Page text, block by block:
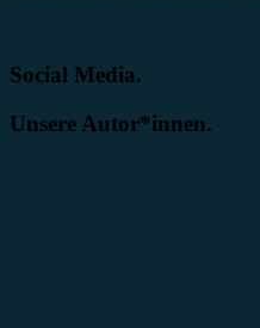
Social Media.
Unsere Autor*innen.